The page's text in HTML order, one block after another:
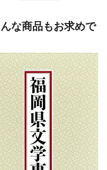
な商品もお求めで